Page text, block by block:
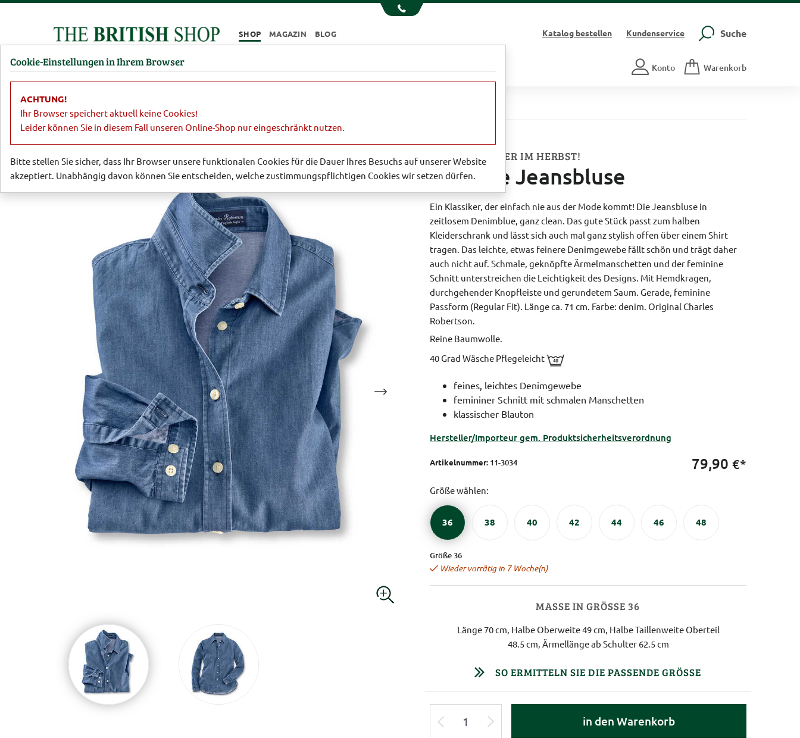
SHOP MAGAZIN BLOG Katalogbestellen Kundenservice Suche
Damen Herren Barbour Parfümerie Konto Warenkorb
MODEKLASSIKER IM HERBST!
Zeitlose Jeansbluse
Ein Klassiker, der einfach nie aus der Mode kommt! Die Jeansbluse in
zeitlosem Denimblue, ganz clean. Das gute Stück passt zum halben
Kleiderschrank und lässt sich auch mal ganz stylish offen über einem Shirt
tragen. Das leichte, etwas feinere Denimgewebe fällt schön und trägt daher
auch nicht auf. Schmale, geknöpfte Ärmelmanschetten und der feminine
Schnitt unterstreichen die Leichtigkeit des Designs. Mit Hemdkragen,
durchgehender Knopfleiste und gerundetem Saum. Gerade, feminine
Passform (Regular Fit). Länge ca. 71 cm. Farbe: denim. Original Charles
Robertson.
Reine Baumwolle.
40 Grad Wäsche Pflegeleicht
feines, leichtes Denimgewebe
femininer Schnitt mit schmalen Manschetten
klassischer Blauton
Hersteller/Importeur gem. Produktsicherheitsverordnung
Artikelnummer: 11-3034 79,90 €*
Größe wählen:
36 38 40 42 44 46 48
Größe 36
Wieder vorrätig in 7 Woche(n)
MASSE IN GRÖSSE 36
Länge 70 cm, Halbe Oberweite 49 cm, Halbe Taillenweite Oberteil
48.5 cm, Ärmellänge ab Schulter 62.5 cm
SO ERMITTELN SIE DIE PASSENDE GRÖSSE
in den Warenkorb
Cookie-Einstellungen in Ihrem Browser
ACHTUNG!
Ihr Browser speichert aktuell keine Cookies!
Leider können Sie in diesem Fall unseren Online-Shop nur eingeschränkt nutzen.
Bitte stellen Sie sicher, dass Ihr Browser unsere funktionalen Cookies für die Dauer Ihres Besuchs auf unserer Website
akzeptiert. Unabhängig davon können Sie entscheiden, welche zustimmungspflichtigen Cookies wir setzen dürfen.